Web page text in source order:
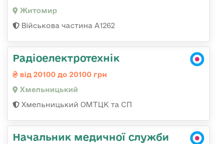
Житомир
Військова частина А1262
Радіоелектротехнік
від 20100 до 20100 грн
Хмельницький
Хмельницький ОМТЦК та СП
Начальник медичної служби